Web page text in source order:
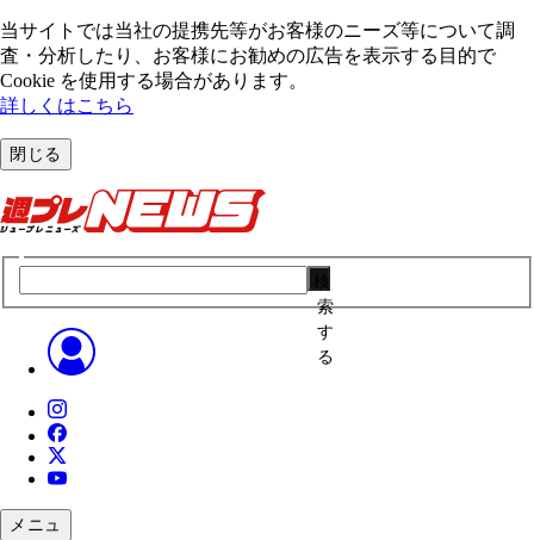
当サイトでは当社の提携先等がお客様のニーズ等について調
査・分析したり、お客様にお勧めの広告を表⽰する⽬的で
Cookie を使⽤する場合があります。
詳しくはこちら
閉じる
索
す
る
メニュ